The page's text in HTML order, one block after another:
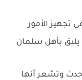
تجهيز الأمور
يليق بأهل سلمان
وتشعر أنها